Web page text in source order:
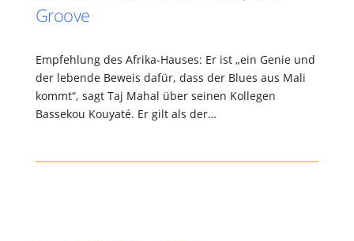
Groove
Empfehlung des Afrika-Hauses: Er ist „ein Genie und
der lebende Beweis dafür, dass der Blues aus Mali
kommt“, sagt Taj Mahal über seinen Kollegen
Bassekou Kouyaté. Er gilt als der…